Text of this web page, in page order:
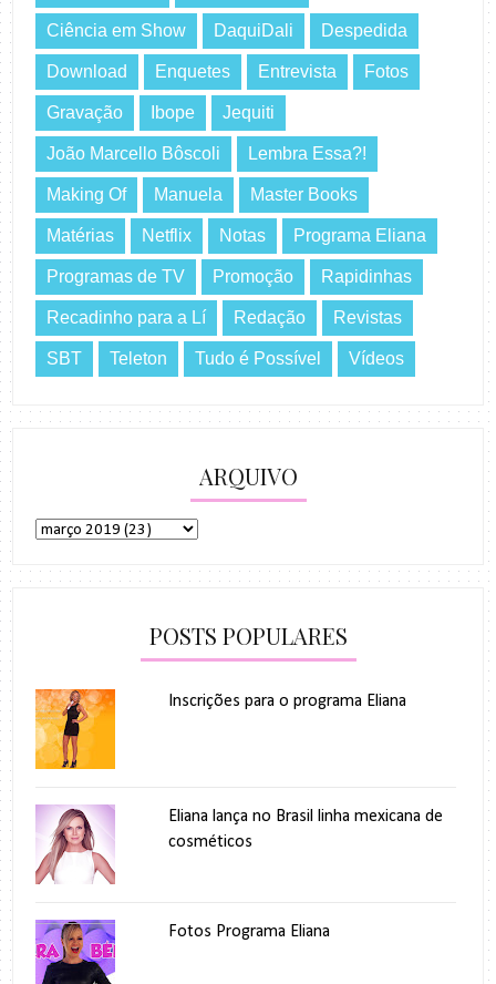
Ciência em Show DaquiDali Despedida
Download Enquetes Entrevista Fotos
Gravação Ibope Jequiti
João Marcello Bôscoli Lembra Essa?!
Making Of Manuela Master Books
Matérias Netflix Notas Programa Eliana
Programas de TV Promoção Rapidinhas
Recadinho para a Lí Redação Revistas
SBT Teleton Tudo é Possível Vídeos
ARQUIVO
POSTS POPULARES
Inscrições para o programa Eliana
Eliana lança no Brasil linha mexicana de
cosméticos
Fotos Programa Eliana